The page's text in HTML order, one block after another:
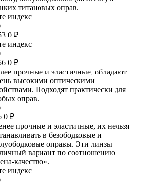
титановых оправ.
индекс
0 ₽
индекс
0 ₽
прочные и эластичные, обладают
высокими оптическими
Подходят практически для
оправ.
0 ₽
прочные и эластичные, их нельзя
в безободковые и
оправы. Эти линзы –
вариант по соотношению
качество».
индекс